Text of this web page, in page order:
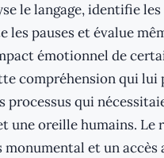
le langage, identifie les
les pauses et évalue
émotionnel de
compréhension qui lui
processus qui
une oreille humains. Le
monumental et un accès